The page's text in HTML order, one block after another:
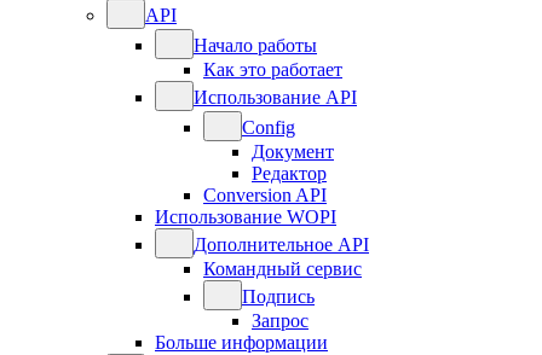
API
Начало работы
Как это работает
Использование API
Config
Документ
Редактор
Conversion API
Использование WOPI
Дополнительное API
Командный сервис
Подпись
Запрос
Больше информации